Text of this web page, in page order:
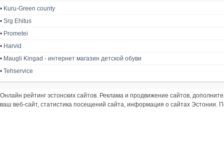
• Kuru-Green county
• Srg Ehitus
• Prometei
• Harvid
• Maugli Kingad - интернет магазин детской обуви
• Tehservice
Онлайн рейтинг эстонских сайтов. Реклама и продвижение сайтов,
ваш веб-сайт, статистика посещений сайта, информация о сайтах Эстонии.